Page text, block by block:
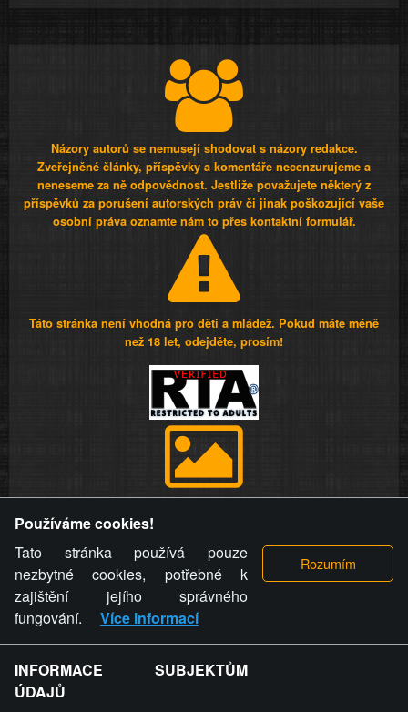
Názory autorů se nemusejí shodovat s názory redakce.
Zveřejněné články, příspěvky a komentáře necenzurujeme a
neneseme za ně odpovědnost. Jestliže považujete některý z
příspěvků za porušení autorských práv či jinak poškozující vaše
osobní práva oznamte nám to přes kontaktní formulář.
Táto stránka není vhodná pro děti a mládež. Pokud máte méně
než 18 let, odejděte, prosím!
videa a komentáře. Osoba, které se toto opatření provozovatele
stránky týče, ani osoba, která umístila fotografii nebo video na
stránku, nemůže z důvodu odstranění fotografie, videa nebo
komentáře pro výše uvedenou okolnost uplatnit vůči
provozovateli stránky žádný nárok na náhradu škody nebo
nemajetkové újmy.
ZVRÁCENÝ.CZ - Svět není zvrácenej. To jen
Používáme cookies!
Tato stránka používá pouze
nezbytné cookies, potřebné k
zajištění jejího správného
fungování.
Více informací
INFORMACE SUBJEKTŮM
ÚDAJŮ